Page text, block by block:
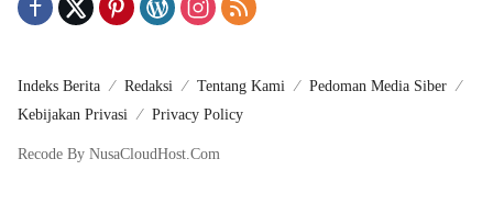
Indeks Berita Redaksi Tentang Kami
Pedoman Media Siber
Kebijakan Privasi
Privacy Policy
Recode By NusaCloudHost.Com